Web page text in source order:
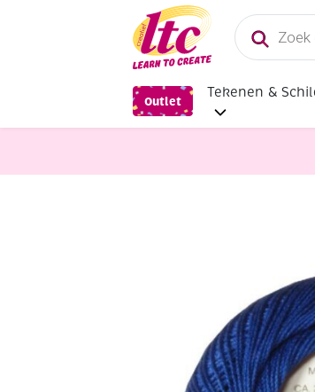
Producten
zoeken
Outlet
Tekenen &